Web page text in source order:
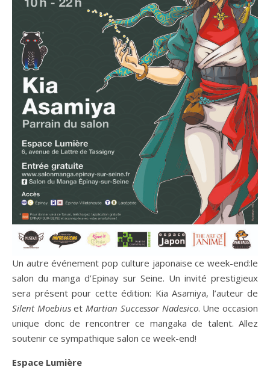
Un autre événement pop culture japonaise ce week-end:le
salon du manga d’Epinay sur Seine. Un invité prestigieux
sera présent pour cette édition: Kia Asamiya, l’auteur de
Silent Moebiuset Martian Successor Nadesico. Une occasion
unique donc de rencontrer ce mangaka de talent. Allez
soutenir ce sympathique salon ce week-end!
Espace Lumière